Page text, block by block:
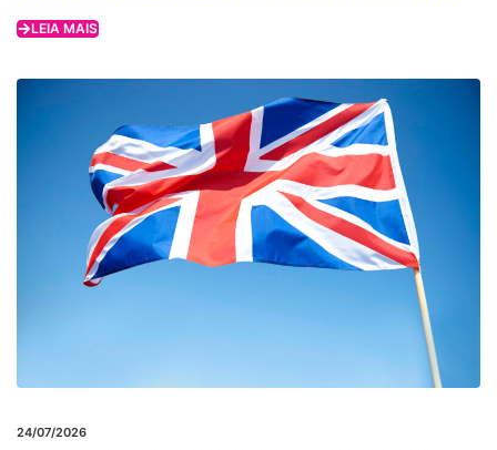
LEIA MAIS
24/07/2026